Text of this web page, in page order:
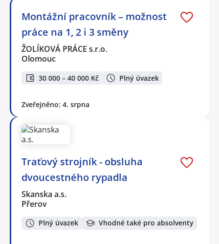
Montážní pracovník – možnost
práce na 1, 2 i 3 směny
ŽOLÍKOVÁ PRÁCE s.r.o.
Olomouc
30 000 – 40 000 Kč Plný úvazek
Zveřejněno: 4. srpna
Traťový strojník - obsluha
dvoucestného rypadla
Skanska a.s.
Přerov
Plný úvazek Vhodné také pro absolventy